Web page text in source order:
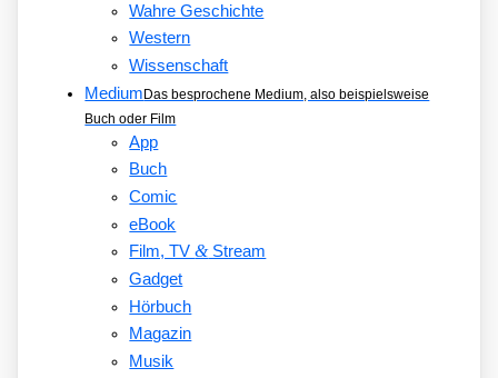
Wahre Geschichte
Western
Wissenschaft
MediumDas besprochene Medium, also beispielsweise
Buch oder Film
App
Buch
Comic
eBook
Film, TV&Stream
Gadget
Hörbuch
Magazin
Musik